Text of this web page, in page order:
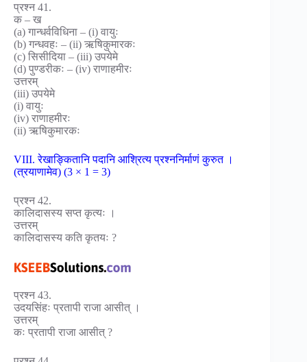
प्रश्न 41.
क – ख
(a) गान्धर्वविधिना – (i) वायुः
(b) गन्धवहः – (ii) ऋषिकुमारकः
(c) सिसीदिया – (iii) उपयेमे
(d) पुण्डरीकः – (iv) राणाहमीरः
उत्तरम्
(iii) उपयेमे
(i) वायुः
(iv) राणाहमीरः
(ii) ऋषिकुमारकः
VIII. रेखाङ्कितानि पदानि आश्रित्य प्रश्ननिर्माणं कुरुत ।
(त्रयाणामेव) (3 × 1 = 3)
प्रश्न 42.
कालिदासस्य सप्त कृत्यः ।
उत्तरम्
कालिदासस्य कति कृतयः ?
प्रश्न 43.
उदयसिंहः प्रतापी राजा आसीत् ।
उत्तरम्
कः प्रतापी राजा आसीत् ?